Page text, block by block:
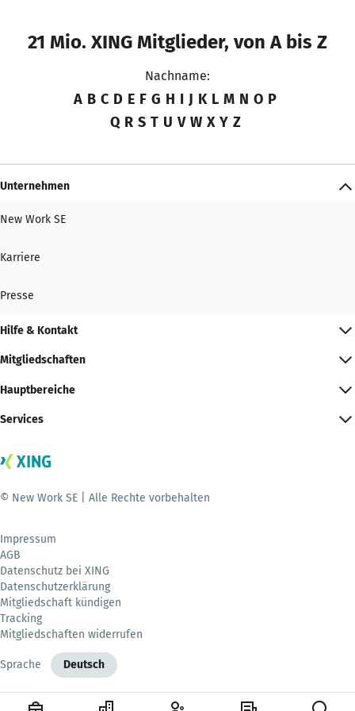
21 Mio. XING Mitglieder, von A bis Z
Nachname:
A B C D E F G H I J K L M N O P
Q R S T U V W X Y Z
Unternehmen
New Work SE
Karriere
Presse
Hilfe & Kontakt
Mitgliedschaften
Hauptbereiche
Services
© New Work SE | Alle Rechte vorbehalten
Impressum
AGB
Datenschutz bei XING
Datenschutzerklärung
Mitgliedschaft kündigen
Tracking
Mitgliedschaften widerrufen
Sprache Deutsch